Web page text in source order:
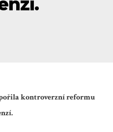
kontroverzní reformu